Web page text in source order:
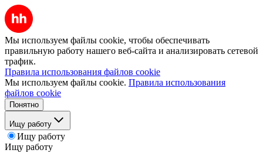
Мы используем файлы cookie, чтобы обеспечивать
правильную работу нашего веб-сайта и анализировать сетевой
трафик.
Правила использования файлов cookie
Мы используем файлы cookie. Правила использования
файлов cookie
Понятно
Ищу работу
Ищу работу
Ищу работу